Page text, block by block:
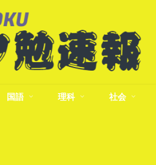
国語 理科 社会